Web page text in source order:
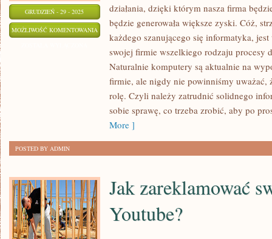
GRUDZIEŃ - 29 - 2025
MOŻLIWOŚĆ KOMENTOWANIA
WYKORZYSTYWAĆ
działania, dzięki którym nasza firma
będzie generowała większe zyski. Cóż,
każdego szanującego się informatyka,
swojej firmie wszelkiego rodzaju procesy
Naturalnie komputery są aktualnie na
firmie, ale nigdy nie powinniśmy uważać,
rolę. Czyli należy zatrudnić solidnego
sobie sprawę, co trzeba zrobić, aby po
More ]
POSTED BY ADMIN
Jak zareklamować
Youtube?